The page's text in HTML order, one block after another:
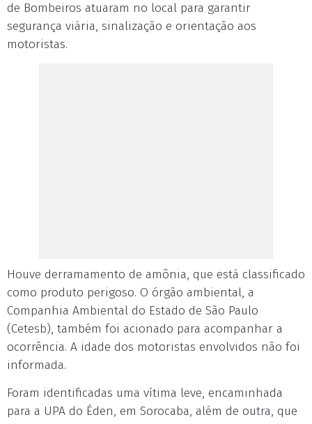
de Bombeiros atuaram no local para garantir
segurança viária, sinalização e orientação aos
motoristas.
Houve derramamento de amônia, que está classificado
como produto perigoso. O órgão ambiental, a
Companhia Ambiental do Estado de São Paulo
(Cetesb), também foi acionado para acompanhar a
ocorrência. A idade dos motoristas envolvidos não foi
informada.
Foram identificadas uma vítima leve, encaminhada
para a UPA do Éden, em Sorocaba, além de outra, que